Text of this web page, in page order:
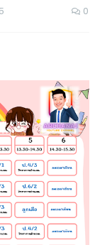
0